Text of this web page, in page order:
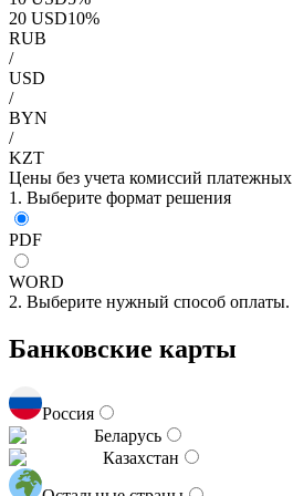
20 USD10%
RUB
/
USD
/
BYN
/
KZT
Цены без учета комиссий
1. Выберите формат решения
PDF
WORD
2. Выберите нужный способ оплаты.
Банковские карты
Россия
Беларусь
Казахстан